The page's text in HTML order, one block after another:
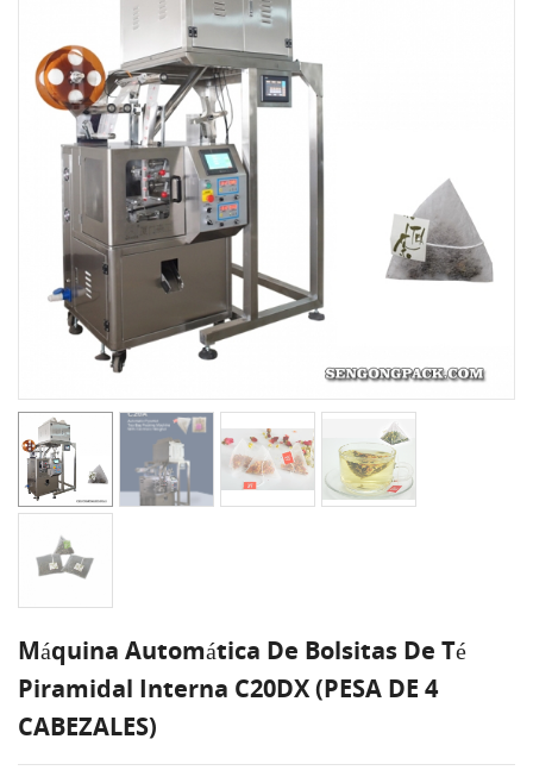
Máquina Automática De Bolsitas De Té
Piramidal Interna C20DX (PESA DE 4
CABEZALES)